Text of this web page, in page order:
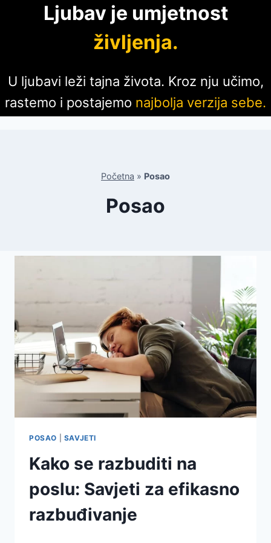
Ljubav je umjetnost
življenja.
U ljubavi leži tajna života. Kroz nju učimo,
rastemo i postajemo najbolja verzija sebe.
Početna » Posao
Posao
POSAO SAVJETI
Kako se razbuditi na
poslu: Savjeti za efikasno
razbuđivanje